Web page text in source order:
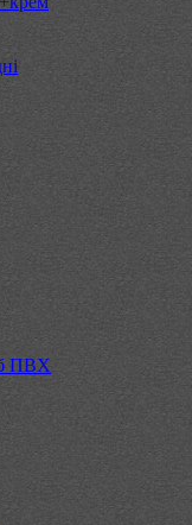
ПВХ